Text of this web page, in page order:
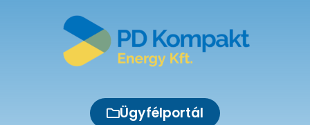
Ügyfélportál